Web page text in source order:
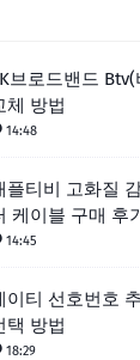
브로드밴드
체 방법
14:48
플티비 고화질
케이블 구매 후
14:45
이티 선호번호
택 방법
18:29